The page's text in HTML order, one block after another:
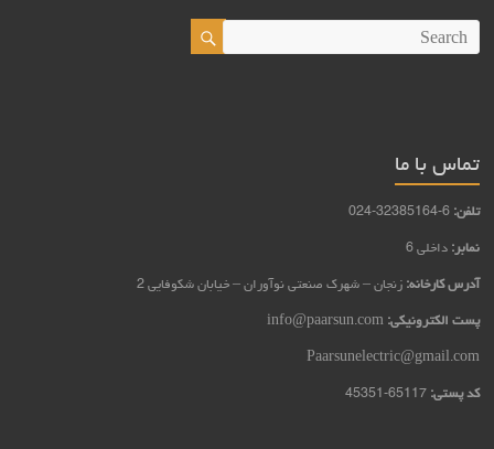
تماس با ما
تلفن:
نمابر: داخلی 6
آدرس کارخانه: زنجان – شهرک صنعتی نوآوران – خيابان شكوفايي 2
پست الکترونیکی:
Paarsunelectric@gmail.com
کد پستی: